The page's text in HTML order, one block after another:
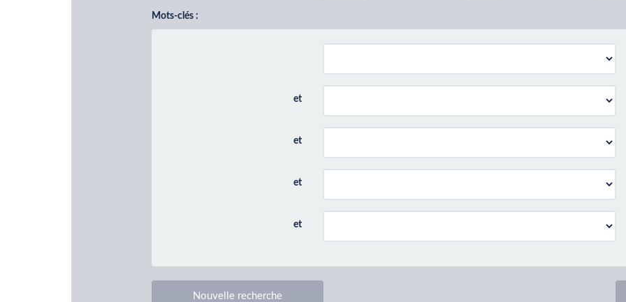
Mots-clés :
et
et
et
et
Nouvelle recherche